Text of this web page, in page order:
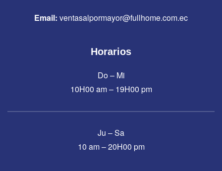
Email: ventasalpormayor@fullhome.com.ec
Horarios
Do – Mi
10H00 am – 19H00 pm
Ju – Sa
10 am – 20H00 pm